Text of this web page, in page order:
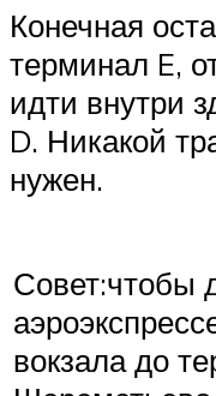
Конечная
терминал E,
идти внутри
D. Никакой
нужен.
Совет:чтобы
вокзала до